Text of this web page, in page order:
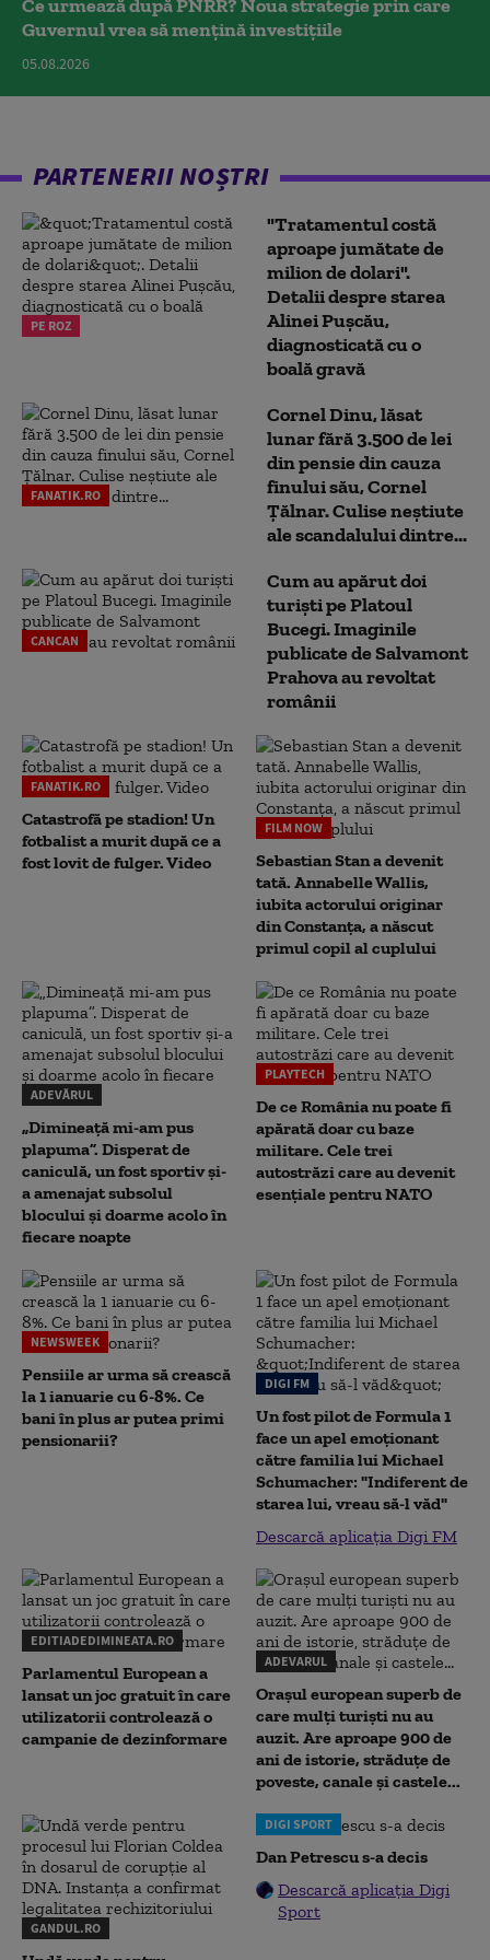
Ce urmează după PNRR? Noua strategie prin care
Guvernul vrea să mențină investițiile
05.08.2026
PARTENERII NOȘTRI
PE ROZ
"Tratamentul costă
aproape jumătate de
milion de dolari".
Detalii despre starea
Alinei Pușcău,
diagnosticată cu o
boală gravă
FANATIK.RO
Cornel Dinu, lăsat
lunar fără 3.500 de lei
din pensie din cauza
finului său, Cornel
Țălnar. Culise neștiute
ale scandalului dintre...
CANCAN
Cum au apărut doi
turiști pe Platoul
Bucegi. Imaginile
publicate de Salvamont
Prahova au revoltat
românii
FANATIK.RO
Catastrofă pe stadion! Un
fotbalist a murit după ce a
fost lovit de fulger. Video
FILM NOW
Sebastian Stan a devenit
tată. Annabelle Wallis,
iubita actorului originar
din Constanța, a născut
primul copil al cuplului
ADEVĂRUL
„Dimineață mi-am pus
plapuma”. Disperat de
caniculă, un fost sportiv și-
a amenajat subsolul
blocului și doarme acolo în
fiecare noapte
PLAYTECH
De ce România nu poate fi
apărată doar cu baze
militare. Cele trei
autostrăzi care au devenit
esențiale pentru NATO
NEWSWEEK
Pensiile ar urma să crească
la 1 ianuarie cu 6-8%. Ce
bani în plus ar putea primi
pensionarii?
DIGI FM
Un fost pilot de Formula 1
face un apel emoționant
către familia lui Michael
Schumacher: "Indiferent de
starea lui, vreau să-l văd"
Descarcă aplicația Digi FM
EDITIADEDIMINEATA.RO
Parlamentul European a
lansat un joc gratuit în care
utilizatorii controlează o
campanie de dezinformare
ADEVARUL
Orașul european superb de
care mulți turiști nu au
auzit. Are aproape 900 de
ani de istorie, străduțe de
poveste, canale și castele...
GANDUL.RO
DIGI SPORT
Dan Petrescu s-a decis
Descarcă aplicația Digi
Sport